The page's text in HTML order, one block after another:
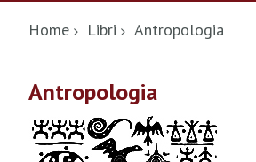
Home Libri Antropologia
Antropologia